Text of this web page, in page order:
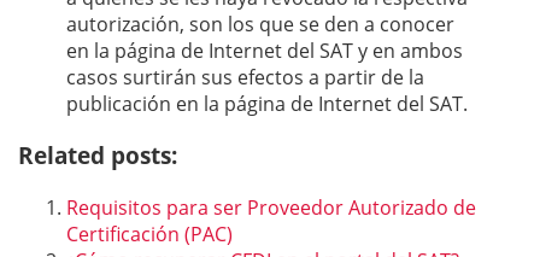
autorización, son los que se den a conocer
en la página de Internet del SAT y en ambos
casos surtirán sus efectos a partir de la
publicación en la página de Internet del SAT.
Related posts:
Requisitos para ser Proveedor Autorizado de
Certificación (PAC)